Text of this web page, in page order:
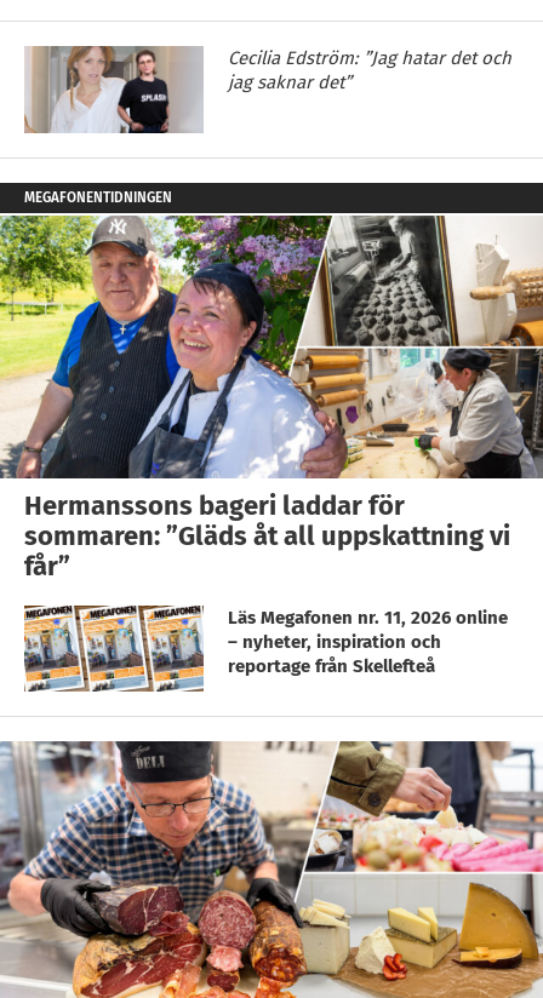
Cecilia Edström: ”Jag hatar det och
jag saknar det”
MEGAFONENTIDNINGEN
Hermanssons bageri laddar för
sommaren: ”Gläds åt all uppskattning vi
får”
Läs Megafonen nr. 11, 2026 online
– nyheter, inspiration och
reportage från Skellefteå